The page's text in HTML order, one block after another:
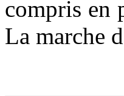
compris en
La marche